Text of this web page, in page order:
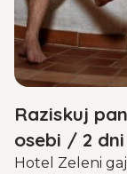
Raziskuj
osebi / 2 dni
Hotel Zeleni